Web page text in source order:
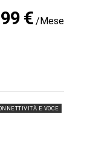
€ /Mese
E VOCE